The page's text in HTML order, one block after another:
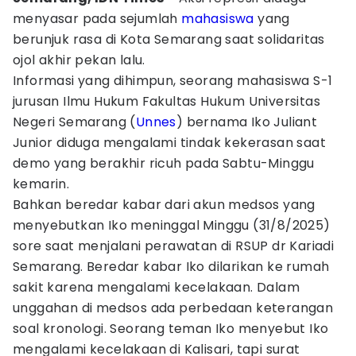
menyasar pada sejumlah mahasiswa yang
berunjuk rasa di Kota Semarang saat solidaritas
ojol akhir pekan lalu.
Informasi yang dihimpun, seorang mahasiswa S-1
jurusan Ilmu Hukum Fakultas Hukum Universitas
Negeri Semarang (Unnes) bernama Iko Juliant
Junior diduga mengalami tindak kekerasan saat
demo yang berakhir ricuh pada Sabtu-Minggu
kemarin.
Bahkan beredar kabar dari akun medsos yang
menyebutkan Iko meninggal Minggu (31/8/2025)
sore saat menjalani perawatan di RSUP dr Kariadi
Semarang. Beredar kabar Iko dilarikan ke rumah
sakit karena mengalami kecelakaan. Dalam
unggahan di medsos ada perbedaan keterangan
soal kronologi. Seorang teman Iko menyebut Iko
mengalami kecelakaan di Kalisari, tapi surat